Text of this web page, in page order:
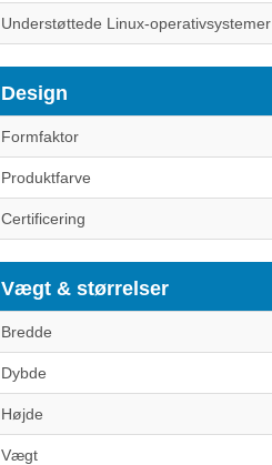
Understøttede Linux-operativsystemer
Design
Formfaktor
Produktfarve
Certificering
Vægt & størrelser
Bredde
Dybde
Højde
Vægt